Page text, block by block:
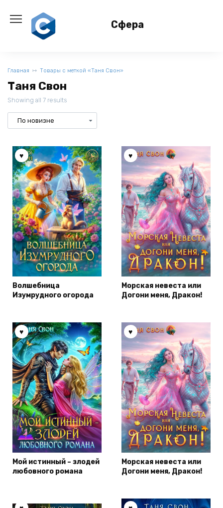
содержанию
Сфера
Главная Товары с меткой «Таня Свон»
Таня Свон
Showing all 7 results
Волшебница
Изумрудного огорода
Морская невеста или
Догони меня, Дракон!
Мой истинный – злодей
любовного романа
Морская невеста или
Догони меня, Дракон!